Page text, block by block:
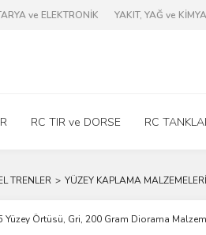
ve ELEKTRONİK YAKIT, YAĞ ve
RC TIR ve DORSE RC
TRENLER YÜZEY KAPLAMA MALZEMELERİ